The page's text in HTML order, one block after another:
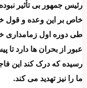
رئیس جمهور بی تأثیر
خاص بر این وعده و قول
طی دوره اول زمامداری
عبور از بحران ها دارد تا
رسیده که درک کند این
ما را نیز تهدید می کند.